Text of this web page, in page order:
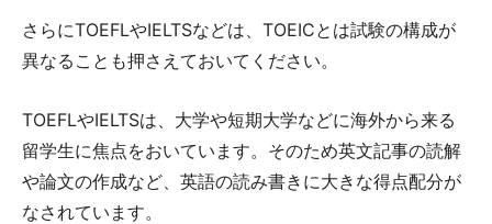
さらにTOEFLやIELTSなどは、TOEICとは試験の構成が
異なることも押さえておいてください。
TOEFLやIELTSは、大学や短期大学などに海外から来る
留学生に焦点をおいています。そのため英文記事の読解
や論文の作成など、英語の読み書きに大きな得点配分が
なされています。